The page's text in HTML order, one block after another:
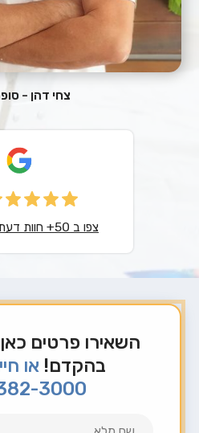
צחי דהן -
צפו ב 50+ חוות דעת עלינו מגוגל
השאירו פרטים
בהקדם! או
3000